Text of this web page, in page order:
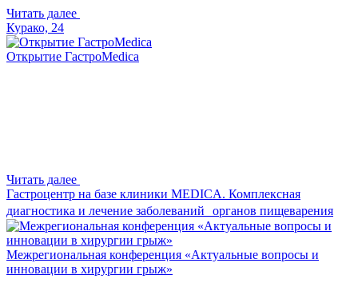
Читать далее
Курако, 24
Открытие ГастроMedica
Читать далее
Гастроцентр на базе клиники MEDICA. Комплексная
диагностика и лечение заболеваний органов пищеварения
Межрегиональная конференция «Актуальные вопросы и
инновации в хирургии грыж»